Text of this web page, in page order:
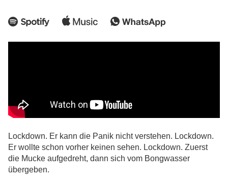
Lockdown. Er kann die Panik nicht verstehen. Lockdown.
Er wollte schon vorher keinen sehen. Lockdown. Zuerst
die Mucke aufgedreht, dann sich vom Bongwasser
übergeben.